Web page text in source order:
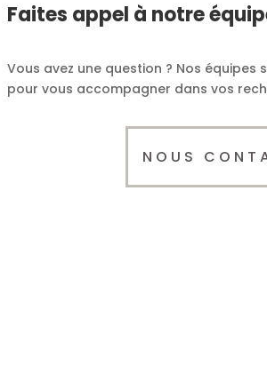
Faites appel à notre
Vous avez une question ? Nos équipes
pour vous accompagner dans vos
NOUS